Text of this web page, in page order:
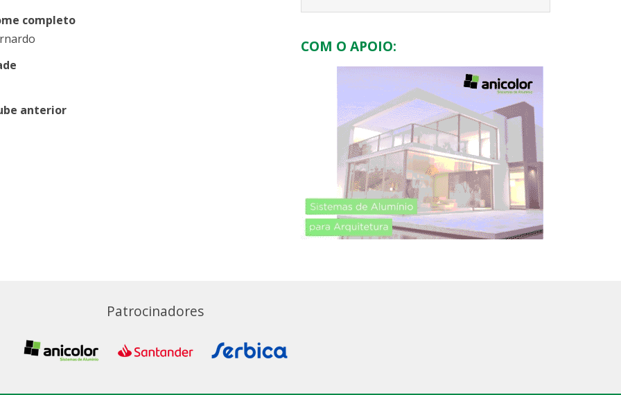
completo
anterior
COM O APOIO:
Patrocinadores